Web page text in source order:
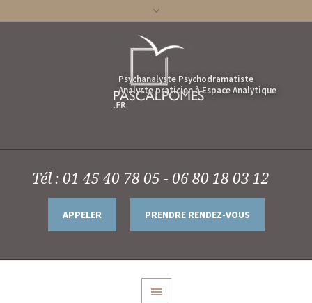
Tél : 01 45 40 78 05 - 06 80 18 03 12
APPELER PRENDRE RENDEZ-VOUS